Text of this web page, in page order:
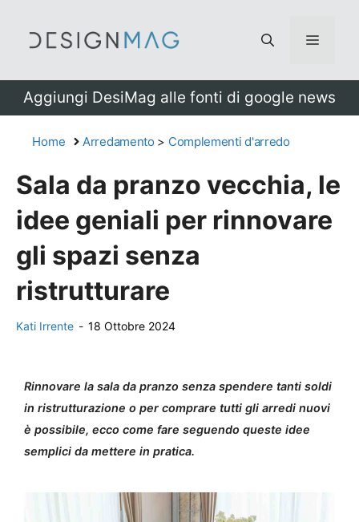
Menu
Aggiungi DesiMag alle fonti di google news
Home Arredamento > Complementi d'arredo
Sala da pranzo vecchia, le
idee geniali per rinnovare
gli spazi senza
ristrutturare
Kati Irrente - 18 Ottobre 2024
Rinnovare la sala da pranzo senza spendere tanti soldi
in ristrutturazione o per comprare tutti gli arredi nuovi
è possibile, ecco come fare seguendo queste idee
semplici da mettere in pratica.